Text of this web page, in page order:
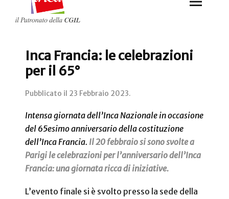
Inca Francia: le celebrazioni
per il 65°
Pubblicato il 23 Febbraio 2023.
Intensa giornata dell’Inca Nazionale in occasione
del 65esimo anniversario della costituzione
dell’Inca Francia. Il 20 febbraio si sono svolte a
Parigi le celebrazioni per l’anniversario dell’Inca
Francia: una giornata ricca di iniziative.
L’evento finale si è svolto presso la sede della